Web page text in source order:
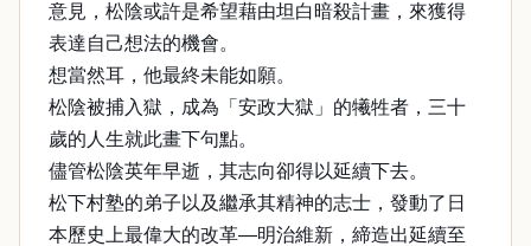
意見，松陰或許是希望藉由坦白暗殺計畫，來獲得
表達自己想法的機會。
想當然耳，他最終未能如願。
松陰被捕入獄，成為「安政大獄」的犧牲者，三十
歲的人生就此畫下句點。
儘管松陰英年早逝，其志向卻得以延續下去。
松下村塾的弟子以及繼承其精神的志士，發動了日
本歷史上最偉大的改革—明治維新，締造出延續至